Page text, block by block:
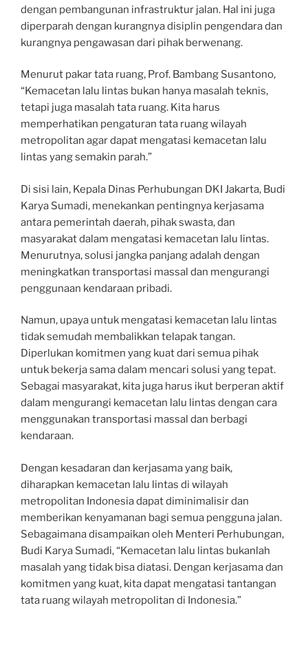
dengan pembangunan infrastruktur jalan. Hal ini juga
diperparah dengan kurangnya disiplin pengendara dan
kurangnya pengawasan dari pihak berwenang.
Menurut pakar tata ruang, Prof. Bambang Susantono,
“Kemacetan lalu lintas bukan hanya masalah teknis,
tetapi juga masalah tata ruang. Kita harus
memperhatikan pengaturan tata ruang wilayah
metropolitan agar dapat mengatasi kemacetan lalu
lintas yang semakin parah.”
Di sisi lain, Kepala Dinas Perhubungan DKI Jakarta, Budi
Karya Sumadi, menekankan pentingnya kerjasama
antara pemerintah daerah, pihak swasta, dan
masyarakat dalam mengatasi kemacetan lalu lintas.
Menurutnya, solusi jangka panjang adalah dengan
meningkatkan transportasi massal dan mengurangi
penggunaan kendaraan pribadi.
Namun, upaya untuk mengatasi kemacetan lalu lintas
tidak semudah membalikkan telapak tangan.
Diperlukan komitmen yang kuat dari semua pihak
untuk bekerja sama dalam mencari solusi yang tepat.
Sebagai masyarakat, kita juga harus ikut berperan aktif
dalam mengurangi kemacetan lalu lintas dengan cara
menggunakan transportasi massal dan berbagi
kendaraan.
Dengan kesadaran dan kerjasama yang baik,
diharapkan kemacetan lalu lintas di wilayah
metropolitan Indonesia dapat diminimalisir dan
memberikan kenyamanan bagi semua pengguna jalan.
Sebagaimana disampaikan oleh Menteri Perhubungan,
Budi Karya Sumadi, “Kemacetan lalu lintas bukanlah
masalah yang tidak bisa diatasi. Dengan kerjasama dan
komitmen yang kuat, kita dapat mengatasi tantangan
tata ruang wilayah metropolitan di Indonesia.”